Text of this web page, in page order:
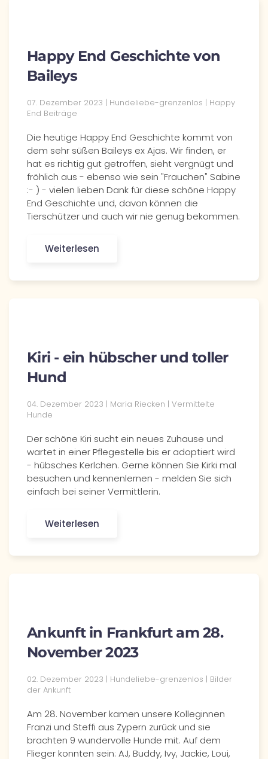
Happy End Geschichte von
Baileys
07. Dezember 2023 | Hundeliebe-grenzenlos | Happy
End Beiträge
Die heutige Happy End Geschichte kommt von
dem sehr süßen Baileys ex Ajas. Wir finden, er
hat es richtig gut getroffen, sieht vergnügt und
fröhlich aus - ebenso wie sein "Frauchen" Sabine
:- ) - vielen lieben Dank für diese schöne Happy
End Geschichte und, davon können die
Tierschützer und auch wir nie genug bekommen.
Weiterlesen
Kiri - ein hübscher und toller
Hund
04. Dezember 2023 | Maria Riecken | Vermittelte
Hunde
Der schöne Kiri sucht ein neues Zuhause und
wartet in einer Pflegestelle bis er adoptiert wird
- hübsches Kerlchen. Gerne können Sie Kirki mal
besuchen und kennenlernen - melden Sie sich
einfach bei seiner Vermittlerin.
Weiterlesen
Ankunft in Frankfurt am 28.
November 2023
02. Dezember 2023 | Hundeliebe-grenzenlos | Bilder
der Ankunft
Am 28. November kamen unsere Kolleginnen
Franzi und Steffi aus Zypern zurück und sie
brachten 9 wundervolle Hunde mit. Auf dem
Flieger konnten sein: AJ, Buddy, Ivy, Jackie, Loui,